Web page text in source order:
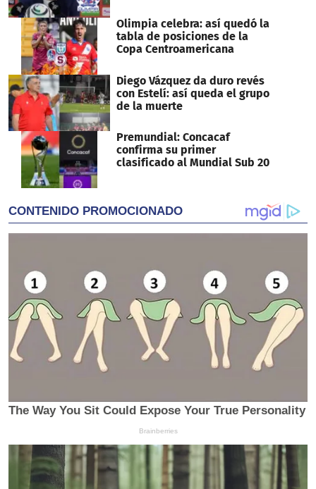
Olimpia celebra: así quedó la
tabla de posiciones de la
Copa Centroamericana
Diego Vázquez da duro revés
con Estelí: así queda el grupo
de la muerte
Premundial: Concacaf
confirma su primer
clasificado al Mundial Sub 20